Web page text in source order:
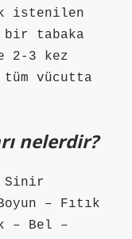
istenilen
tabaka
2-3 kez
vücutta
nelerdir?
Sinir
– Fıtık
– Bel –